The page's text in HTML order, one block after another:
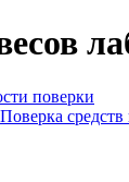
поверки
Поверка